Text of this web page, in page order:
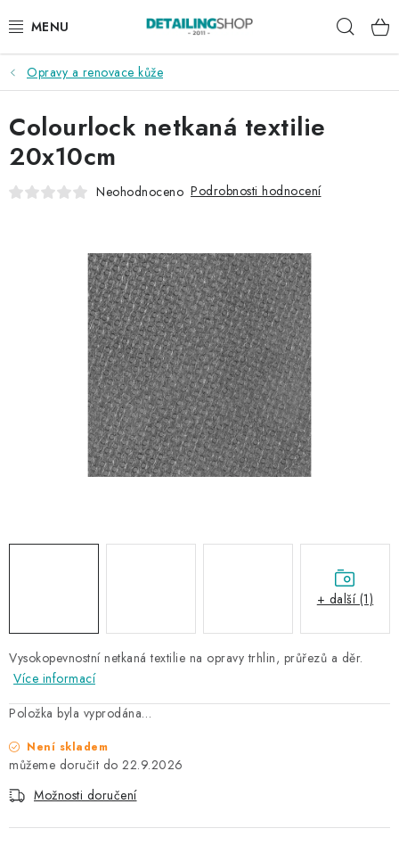
na
AKCE
NOVINKY
EXTERIÉR
PŘÍSLUŠENSTVÍ
DÁRKOVÉ SADY A POUKAZY
NAŠE SLUŽBY
BYDLENÍ
Opravy a renovace kůže
Vysokopevnostní netkaná textilie na opravy trhlin, průřezů a děr.
Více informací
Položka byla vyprodána…
Není skladem
22.9.2026
Možnosti doručení
Colourlock netkaná textilie
20x10cm
Neohodnoceno Podrobnosti hodnocení
+ další (1)